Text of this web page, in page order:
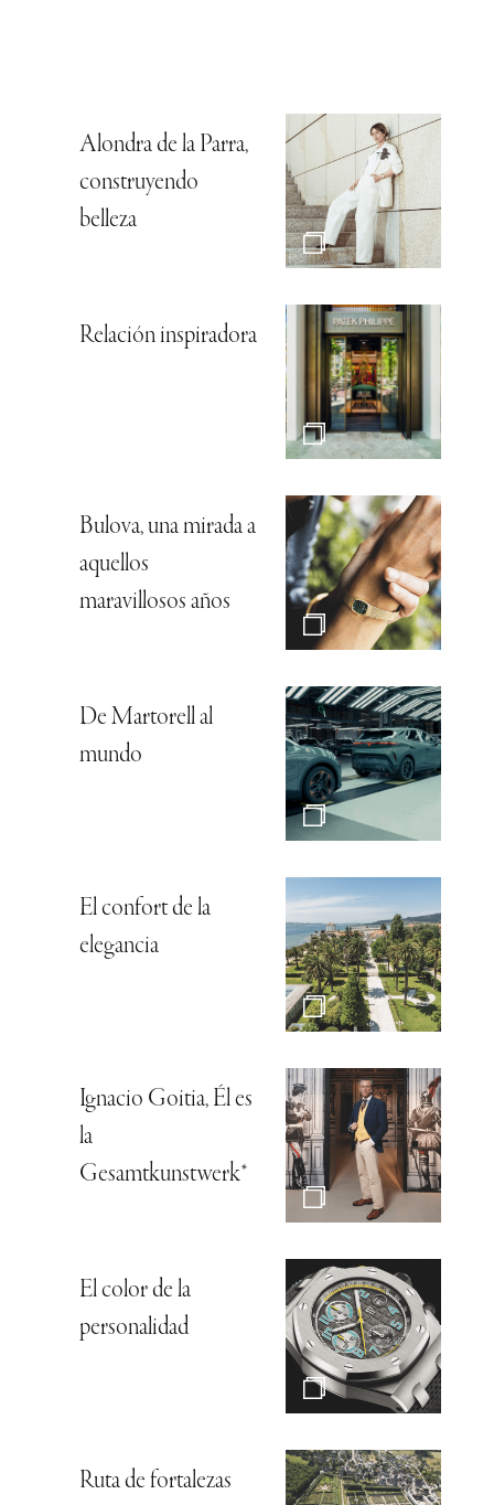
Alondra de la Parra,
construyendo
belleza
Relación inspiradora
Bulova, una mirada a
aquellos
maravillosos años
De Martorell al
mundo
El confort de la
elegancia
Ignacio Goitia, Él es
la
Gesamtkunstwerk*
El color de la
personalidad
Ruta de fortalezas